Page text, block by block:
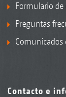
Formulario de
Preguntas
Comunicados
Contacto e